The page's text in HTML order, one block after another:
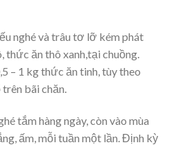
nghé và trâu tơ lỡ kém phát
thức ăn thô xanh,tại chuồng.
– 1 kg thức ăn tinh, tùy theo
bãi chăn.
tắm hàng ngày, còn vào mùa
ấm, mỗi tuần một lần. Định kỳ